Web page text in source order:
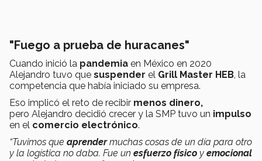
"Fuego a prueba de huracanes"
Cuando inició la pandemia en México en 2020
Alejandro tuvo que suspender el Grill Master HEB , la
competencia que había iniciado su empresa.
Eso implicó el reto de recibir menos dinero,
pero Alejandro decidió crecer y la SMP tuvo un impulso
en el comercio electrónico.
“Tuvimos que aprendermuchas cosas de un día para otro
y la logística no daba. Fue un esfuerzo físico y emocional